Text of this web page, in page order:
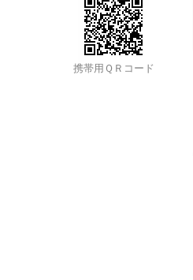
携帯用ＱＲコード